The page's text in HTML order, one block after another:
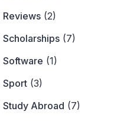
Reviews (2)
Scholarships (7)
Software (1)
Sport (3)
Study Abroad (7)